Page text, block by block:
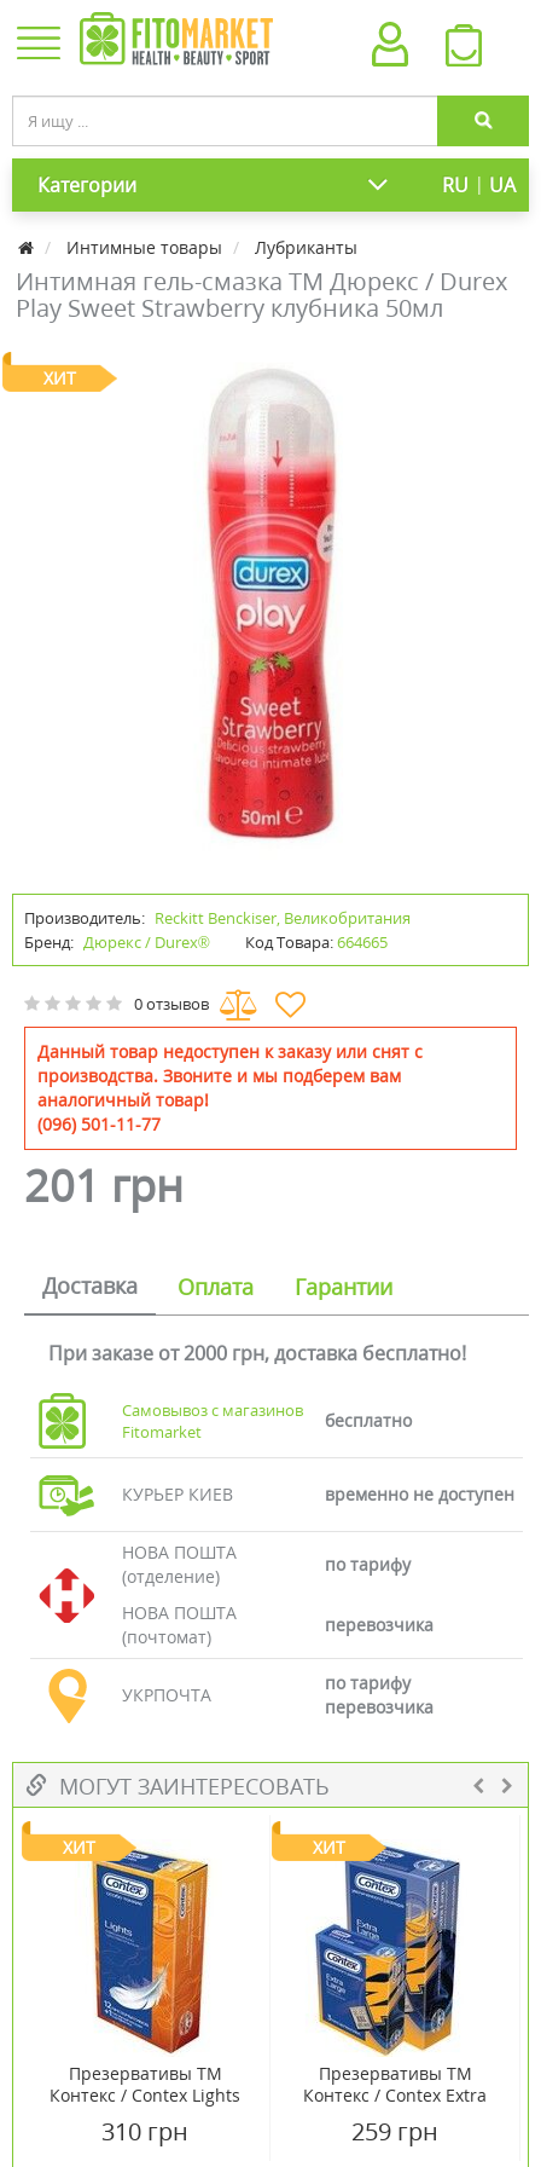
Категории RU | UA
Интимные товары Лубриканты
Интимная гель-смазка ТМ Дюрекс / Durex
Play Sweet Strawberry клубника 50мл
ХИТ
Производитель: Reckitt Benckiser, Великобритания
Бренд: Дюрекс / Durex® Код Товара:664665
0 отзывов
Данный товар недоступен к заказу или снят с
производства. Звоните и мы подберем вам
аналогичный товар!
(096) 501-11-77
201 грн
Доставка Оплата Гарантии
При заказе от 2000 грн, доставка бесплатно!
Самовывоз с магазинов
Fitomarket
бесплатно
КУРЬЕР КИЕВ временно не доступен
НОВА ПОШТА
(отделение)
по тарифу
НОВА ПОШТА
(почтомат)
перевозчика
УКРПОЧТА
по тарифу
перевозчика
МОГУТ ЗАИНТЕРЕСОВАТЬ
ХИТ
Презервативы ТМ
Контекс / Contex Lights
310 грн
ХИТ
Презервативы ТМ
Контекс / Contex Extra
259 грн